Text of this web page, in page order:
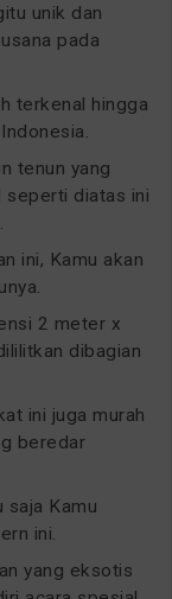
unik dan
pada
terkenal hingga
tenun yang
seperti diatas ini
ini, Kamu akan
2 meter x
dibagian
ini juga murah
beredar
saja Kamu
ini.
yang eksotis